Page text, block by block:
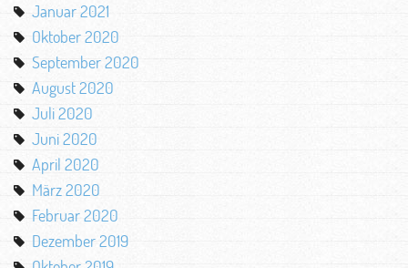
Januar 2021
Oktober 2020
September 2020
August 2020
Juli 2020
Juni 2020
April 2020
März 2020
Februar 2020
Dezember 2019